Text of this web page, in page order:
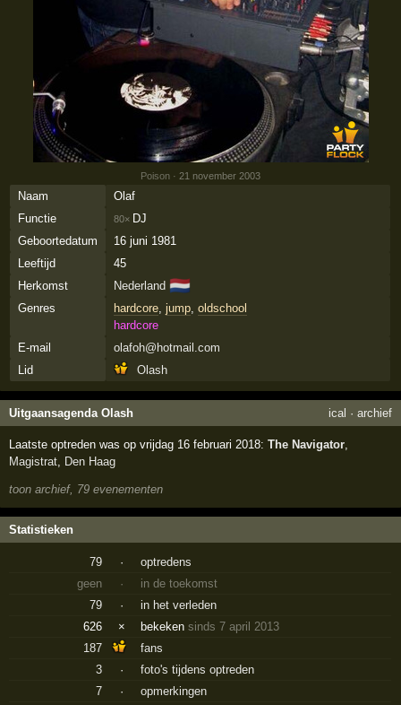
Poison · 21 november 2003
Naam
Olaf
Functie
80× DJ
Geboortedatum
16 juni 1981
Leeftijd
45
Herkomst
Nederland 🇳🇱
Genres hardcore, jump, oldschool
hardcore
E-mail
olafoh@hotmail.com
Lid
Olash
Uitgaansagenda Olash ical · archief
Laatste optreden was op vrijdag 16 februari 2018:The Navigator
Magistrat Den Haag
toon archief, 79 evenementen
Statistieken
79 ·
optredens
geen
·
in de toekomst
79
·
in het verleden
626
× bekekensinds 7 april 2013
187
fans
3
·
foto's tijdens optreden
7
·
opmerkingen